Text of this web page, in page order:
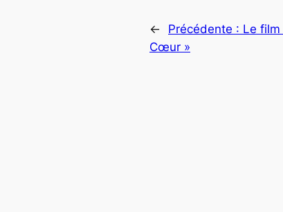
← Précédente : Le film
Cœur »